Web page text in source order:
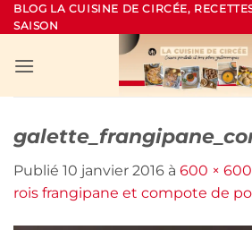
Passer
au
BLOG LA CUISINE DE CIRCÉE,
SAISON
Publié 10 janvier 2016 à 600 × 600
rois frangipane et compote de